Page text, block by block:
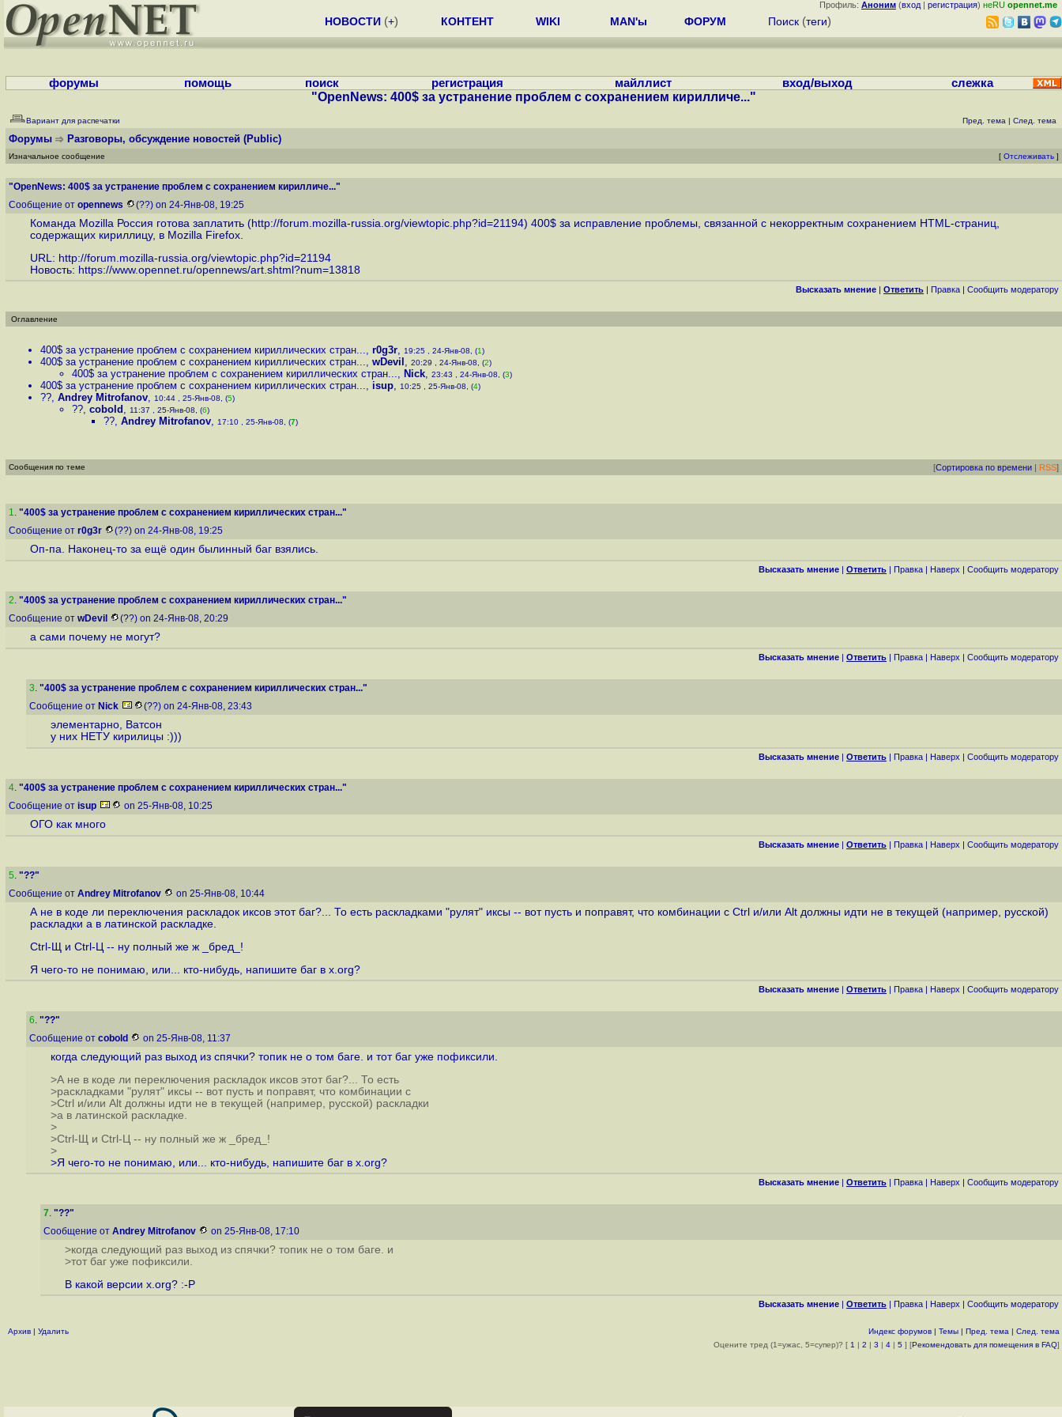
Профиль: Аноним (вход | регистрация) неRU opennet.me
НОВОСТИ (+) КОНТЕНТ WIKI MAN'ы ФОРУМ Поиск (теги)
форумы помощь поиск регистрация майллист вход/выход слежка
"OpenNews: 400$ за устранение проблем с сохранением кирилличе..."
Вариант для распечатки Пред. тема | След. тема
Форумы Разговоры, обсуждение новостей (Public)
Изначальное сообщение [ Отслеживать ]
"OpenNews: 400$ за устранение проблем с сохранением кирилличе..."
Сообщение от opennews (??) on 24-Янв-08, 19:25
Команда Mozilla Россия готова заплатить (http://forum.mozilla-russia.org/viewtopic.php?id=21194) 400$ за исправление проблемы, связанной с некорректным сохранением HTML-страниц,
содержащих кириллицу, в Mozilla Firefox.
URL: http://forum.mozilla-russia.org/viewtopic.php?id=21194
Новость: https://www.opennet.ru/opennews/art.shtml?num=13818
Высказать мнение | Ответить | Правка | Cообщить модератору
Оглавление
400$ за устранение проблем с сохранением кириллических стран..., r0g3r, 19:25 , 24-Янв-08, (1)
400$ за устранение проблем с сохранением кириллических стран..., wDevil , 20:29 , 24-Янв-08, (2)
400$ за устранение проблем с сохранением кириллических стран..., Nick, 23:43 , 24-Янв-08, (3)
400$ за устранение проблем с сохранением кириллических стран..., isup, 10:25 , 25-Янв-08, (4)
??, Andrey Mitrofanov, 10:44 , 25-Янв-08, (5)
??, cobold , 11:37 , 25-Янв-08, (6)
??, Andrey Mitrofanov, 17:10 , 25-Янв-08, (7)
Сообщения по теме [Сортировка по времени | RSS]
1. "400$ за устранение проблем с сохранением кириллических стран..."
Сообщение от r0g3r (??) on 24-Янв-08, 19:25
Оп-па. Наконец-то за ещё один былинный баг взялись.
Высказать мнение | Ответить | Правка | Наверх | Cообщить модератору
2. "400$ за устранение проблем с сохранением кириллических стран..."
Сообщение от wDevil (??) on 24-Янв-08, 20:29
а сами почему не могут?
Высказать мнение | Ответить | Правка | Наверх | Cообщить модератору
3. "400$ за устранение проблем с сохранением кириллических стран..."
Сообщение от Nick (??) on 24-Янв-08, 23:43
элементарно, Ватсон
у них НЕТУ кирилицы :)))
Высказать мнение | Ответить | Правка | Наверх | Cообщить модератору
4. "400$ за устранение проблем с сохранением кириллических стран..."
Сообщение от isup on 25-Янв-08, 10:25
ОГО как много
Высказать мнение | Ответить | Правка | Наверх | Cообщить модератору
5. "??"
Сообщение от Andrey Mitrofanov on 25-Янв-08, 10:44
А не в коде ли переключения раскладок иксов этот баг?... То есть раскладками "рулят" иксы -- вот пусть и поправят, что комбинации с Ctrl и/или Alt должны идти не в текущей (например, русской)
раскладки а в латинской раскладке.
Ctrl-Щ и Ctrl-Ц -- ну полный же ж _бред_!
Я чего-то не понимаю, или... кто-нибудь, напишите баг в x.org?
Высказать мнение | Ответить | Правка | Наверх | Cообщить модератору
6. "??"
Сообщение от cobold on 25-Янв-08, 11:37
когда следующий раз выход из спячки? топик не о том баге. и тот баг уже пофиксили.
>А не в коде ли переключения раскладок иксов этот баг?... То есть
>раскладками "рулят" иксы -- вот пусть и поправят, что комбинации с
>Ctrl и/или Alt должны идти не в текущей (например, русской) раскладки
>а в латинской раскладке.
>
>Ctrl-Щ и Ctrl-Ц -- ну полный же ж _бред_!
>
>Я чего-то не понимаю, или... кто-нибудь, напишите баг в x.org?
Высказать мнение | Ответить | Правка | Наверх | Cообщить модератору
7. "??"
Сообщение от Andrey Mitrofanov on 25-Янв-08, 17:10
>когда следующий раз выход из спячки? топик не о том баге. и
>тот баг уже пофиксили.
В какой версии x.org? :-P
Высказать мнение | Ответить | Правка | Наверх | Cообщить модератору
Архив | Удалить Индекс форумов | Темы | Пред. тема | След. тема
Оцените тред (1=ужас, 5=супер)? [ 1 | 2 | 3 | 4 | 5 ] [Рекомендовать для помещения в FAQ]